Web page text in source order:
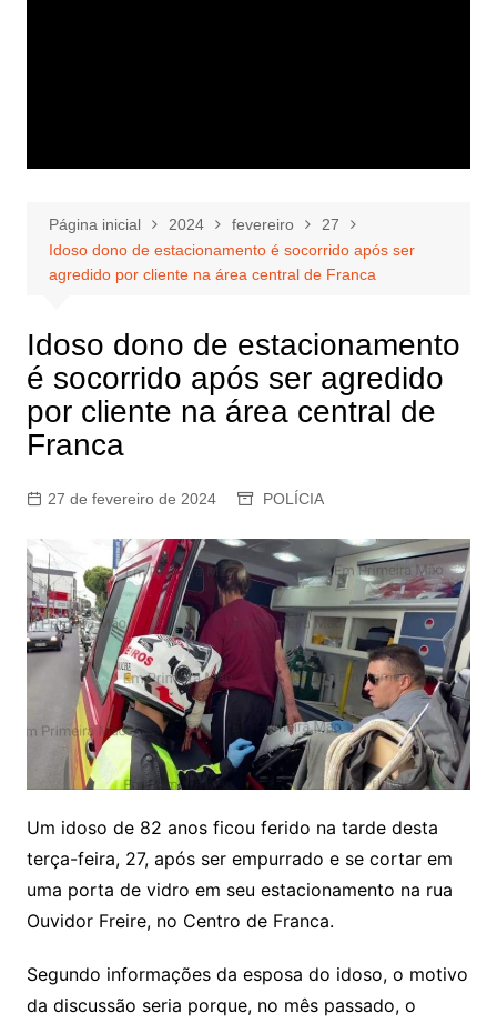
Página inicial 2024 fevereiro
27
Idoso dono de estacionamento é socorrido após ser
agredido por cliente na área central de Franca
Idoso dono de estacionamento
é socorrido após ser agredido
por cliente na área central de
Franca
27 de fevereiro de 2024 POLÍCIA
Um idoso de 82 anos ficou ferido na tarde desta
terça-feira, 27, após ser empurrado e se cortar em
uma porta de vidro em seu estacionamento na rua
Ouvidor Freire, no Centro de Franca.
Segundo informações da esposa do idoso, o motivo
da discussão seria porque, no mês passado, o